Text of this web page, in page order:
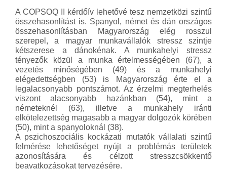
A COPSOQ II kérdőív lehetővé tesz nemzetközi szintű
összehasonlítást is. Spanyol, német és dán országos
összehasonlításban Magyarország elég rosszul
szerepel, a magyar munkavállalók stressz szintje
kétszerese a dánokénak. A munkahelyi stressz
tényezők közül a munka értelmességében (67), a
vezetés minőségében (49) és a munkahelyi
elégedettségben (53) is Magyarország érte el a
legalacsonyabb pontszámot. Az érzelmi megterhelés
viszont alacsonyabb hazánkban (54), mint a
németeknél (63), illetve a munkahely iránti
elkötelezettség magasabb a magyar dolgozók körében
(50), mint a spanyoloknál (38).
A pszichoszociális kockázati mutatók vállalati szintű
felmérése lehetőséget nyújt a problémás területek
azonosítására és célzott stresszcsökkentő
beavatkozásokat tervezésére.